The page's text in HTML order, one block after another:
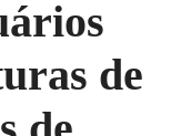
de